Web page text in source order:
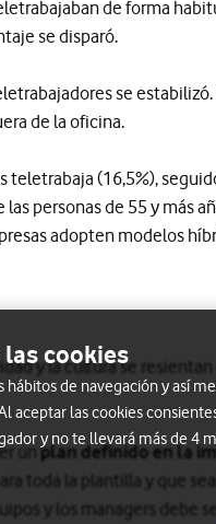
de forma
se disparó.
se
de la oficina.
(16,5%),
personas de 55 y más
adopten modelos
y la cultura se
un plan definido en la
toda la plantilla y que
y los managers debe
las cookies
de navegación y así
aceptar las cookies
y no te llevará más de 4